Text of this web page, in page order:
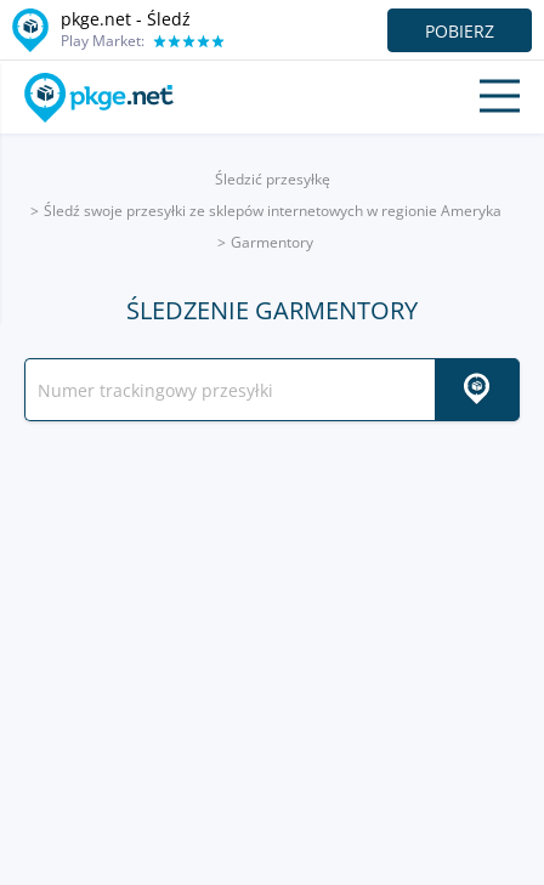
pkge.net - Śledź
Play Market: POBIERZ
Śledzić przesyłkę
Śledź swoje przesyłki ze sklepów internetowych w regionie Ameryka
Garmentory
ŚLEDZENIE GARMENTORY